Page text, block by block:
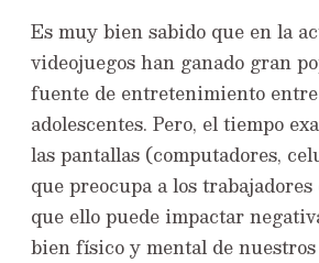
Es muy bien sabido que en la
videojuegos han ganado gran
fuente de entretenimiento
adolescentes. Pero, el tiempo
las pantallas (computadores,
que preocupa a los
que ello puede impactar
bien físico y mental de